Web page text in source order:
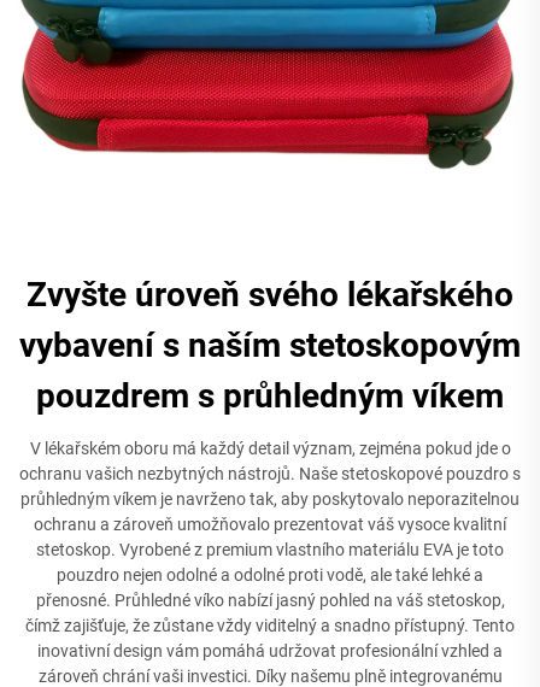
Zvyšte úroveň svého lékařského
vybavení s naším stetoskopovým
pouzdrem s průhledným víkem
V lékařském oboru má každý detail význam, zejména pokud jde o
ochranu vašich nezbytných nástrojů. Naše stetoskopové pouzdro s
průhledným víkem je navrženo tak, aby poskytovalo neporazitelnou
ochranu a zároveň umožňovalo prezentovat váš vysoce kvalitní
stetoskop. Vyrobené z premium vlastního materiálu EVA je toto
pouzdro nejen odolné a odolné proti vodě, ale také lehké a
přenosné. Průhledné víko nabízí jasný pohled na váš stetoskop,
čímž zajišťuje, že zůstane vždy viditelný a snadno přístupný. Tento
inovativní design vám pomáhá udržovat profesionální vzhled a
zároveň chrání vaši investici. Díky našemu plně integrovanému